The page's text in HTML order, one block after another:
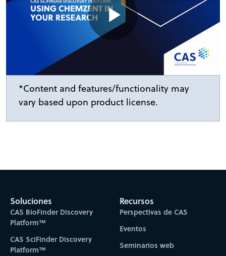
Play
Video
*Content and features/functionality may
vary based upon product license.
Soluciones
CAS BioFinder Discovery
Platform™
CAS SciFinder Discovery
Platform™
Recursos
Perspectivas de CAS
Eventos
Seminarios web